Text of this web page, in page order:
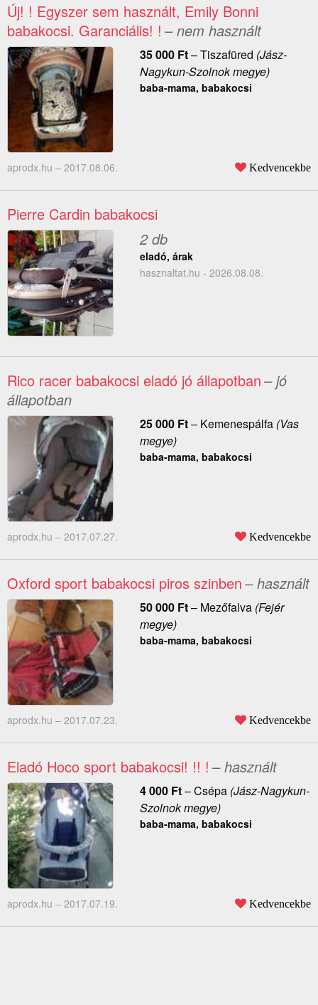
Új! ! Egyszer sem használt, Emily Bonni
babakocsi. Garanciális! ! – nem használt
35 000 Ft–Tiszafüred (Jász-
Nagykun-Szolnok megye)
baba-mama, babakocsi
aprodx.hu – 2017.08.06. Kedvencekbe
Pierre Cardin babakocsi
2 db
eladó, árak
hasznaltat.hu - 2026.08.08.
Rico racer babakocsi eladó jó állapotban– jó
állapotban
25 000 Ft– Kemenespálfa(Vas
megye)
baba-mama, babakocsi
aprodx.hu – 2017.07.27. Kedvencekbe
Oxford sport babakocsi piros szinben– használt
50 000 Ft– Mezőfalva(Fejér
megye)
baba-mama, babakocsi
aprodx.hu – 2017.07.23. Kedvencekbe
Eladó Hoco sport babakocsi! !! ! – használt
4 000 Ft–Csépa(Jász-Nagykun-
Szolnok megye)
baba-mama, babakocsi
aprodx.hu – 2017.07.19. Kedvencekbe